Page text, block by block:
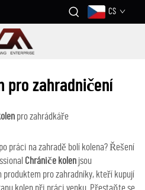
CS
pro zahradničení
pro zahrádkáře
práci na zahradě bolí kolena? Řešení
Chrániče kolenjsou
produktem pro zahradníky, kteří kupují
kolen při práci venku. Přestaňte se